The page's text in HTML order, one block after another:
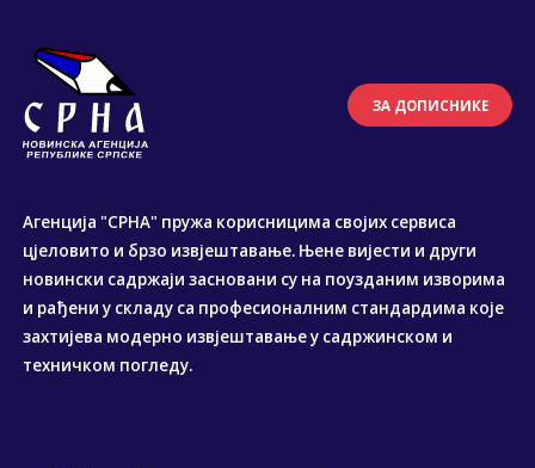
ЗА ДОПИСНИКЕ
Агенција "СРНА" пружа корисницима својих сервиса
цјеловито и брзо извјештавање. Њене вијести и други
новински садржаји засновани су на поузданим изворима
и рађени у складу са професионалним стандардима које
захтијева модерно извјештавање у садржинском и
техничком погледу.